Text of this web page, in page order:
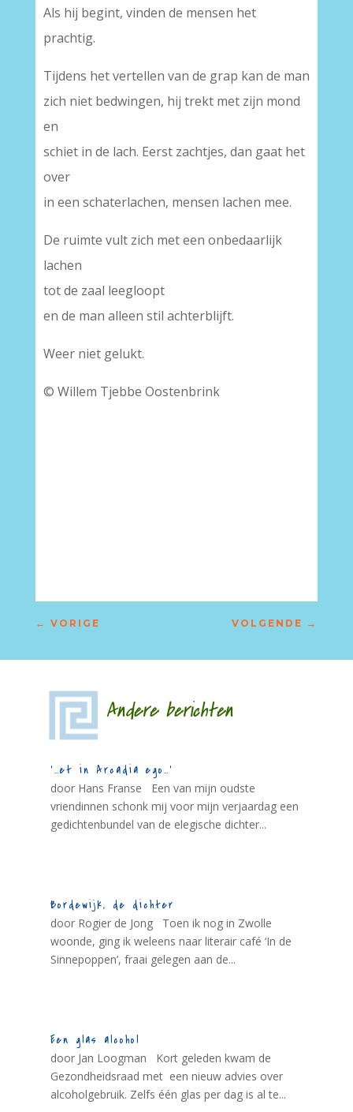
Als hij begint, vinden de mensen het
prachtig.
Tijdens het vertellen van de grap kan de man
zich niet bedwingen, hij trekt met zijn mond
en
schiet in de lach. Eerst zachtjes, dan gaat het
over
in een schaterlachen, mensen lachen mee.
De ruimte vult zich met een onbedaarlijk
lachen
tot de zaal leegloopt
en de man alleen stil achterblijft.
Weer niet gelukt.
© Willem Tjebbe Oostenbrink
← VORIGE VOLGENDE →
Andere berichten
‘…et in Arcadia ego…’
door Hans Franse Een van mijn oudste
vriendinnen schonk mij voor mijn verjaardag een
gedichtenbundel van de elegische dichter...
Bordewijk, de dichter
door Rogier de Jong Toen ik nog in Zwolle
woonde, ging ik weleens naar literair café ‘In de
Sinnepoppen’, fraai gelegen aan de...
Een glas alcohol
door Jan Loogman Kort geleden kwam de
Gezondheidsraad met een nieuw advies over
alcoholgebruik. Zelfs één glas per dag is al te...